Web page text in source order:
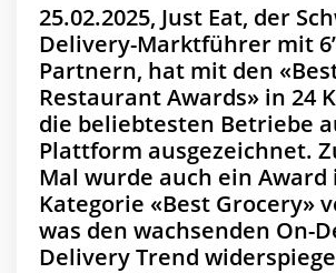
25.02.2025, Just Eat, der
Delivery-Marktführer mit
Partnern, hat mit den
Restaurant Awards» in 24
die beliebtesten Betriebe
Plattform ausgezeichnet.
Mal wurde auch ein Award
Kategorie «Best Grocery»
was den wachsenden On-
Delivery Trend